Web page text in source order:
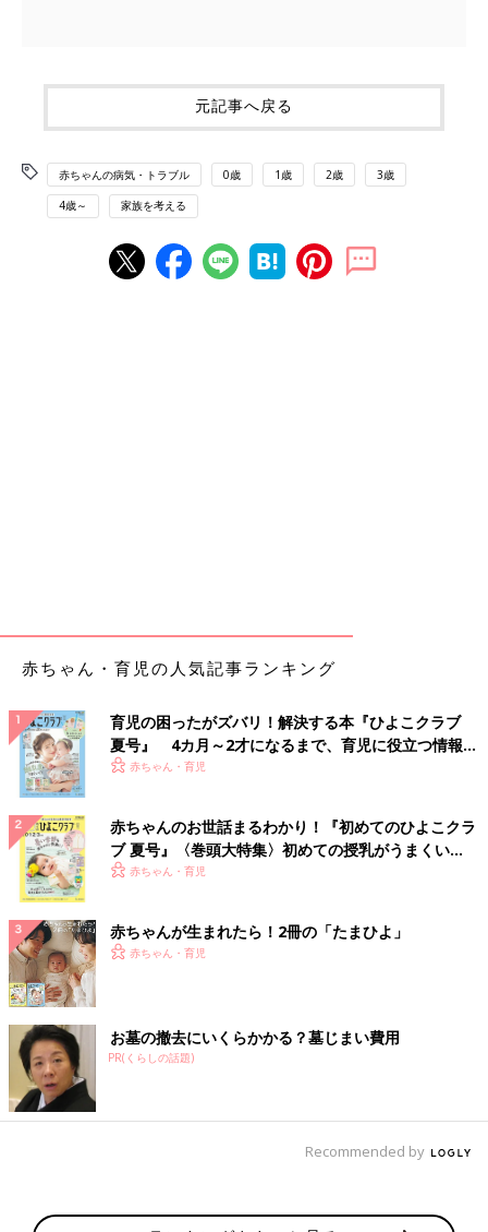
元記事へ戻る
赤ちゃんの病気・トラブル 0歳 1歳 2歳 3歳
4歳～ 家族を考える
赤ちゃん・育児の人気記事ランキング
育児の困ったがズバリ！解決する本『ひよこクラブ
夏号』 4カ月～2才になるまで、育児に役立つ情報が
いっぱい！
赤ちゃん・育児
赤ちゃんのお世話まるわかり！『初めてのひよこクラ
ブ 夏号』〈巻頭大特集〉初めての授乳がうまくい
く！ おっぱい・ミルクの基本と夏のトラブル 解決テ
赤ちゃん・育児
赤ちゃんが生まれたら！2冊の「たまひよ」
赤ちゃん・育児
お墓の撤去にいくらかかる？墓じまい費用
PR(くらしの話題)
Recommended by